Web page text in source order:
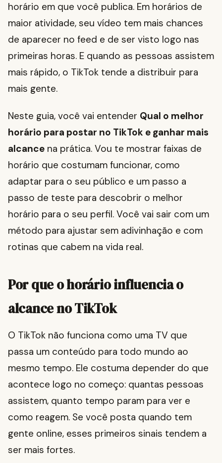
horário em que você publica. Em horários de
maior atividade, seu vídeo tem mais chances
de aparecer no feed e de ser visto logo nas
primeiras horas. E quando as pessoas assistem
mais rápido, o TikTok tende a distribuir para
mais gente.
Neste guia, você vai entender Qual o melhor
horário para postar no TikTok e ganhar mais
alcance na prática. Vou te mostrar faixas de
horário que costumam funcionar, como
adaptar para o seu público e um passo a
passo de teste para descobrir o melhor
horário para o seu perfil. Você vai sair com um
método para ajustar sem adivinhação e com
rotinas que cabem na vida real.
Por que o horário influencia o
alcance no TikTok
O TikTok não funciona como uma TV que
passa um conteúdo para todo mundo ao
mesmo tempo. Ele costuma depender do que
acontece logo no começo: quantas pessoas
assistem, quanto tempo param para ver e
como reagem. Se você posta quando tem
gente online, esses primeiros sinais tendem a
ser mais fortes.